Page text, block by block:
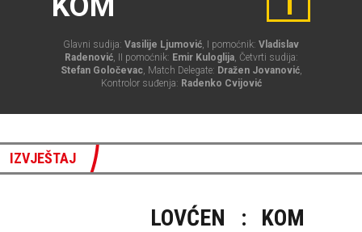
KOM
Glavni sudija: Vasilije Ljumović, I pomoćnik: Vladislav
Radenović, II pomoćnik: Emir Kuloglija, Četvrti sudija:
Stefan Goločevac, Match Delegate: Dražen Jovanović,
Kontrolor suđenja: Radenko Cvijović
IZVJEŠTAJ
LOVĆEN : KOM